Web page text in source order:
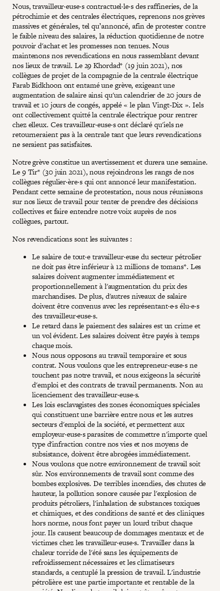
Nous, travailleur·euse·s contractuel·le·s des raffineries, de la
pétrochimie et des centrales électriques, reprenons nos grèves
massives et générales, tel qu’annoncé, afin de protester contre
le faible niveau des salaires, la réduction quotidienne de notre
pouvoir d'achat et les promesses non tenues. Nous
maintenons nos revendications en nous rassemblant devant
nos lieux de travail. Le 29 Khordad* (19 juin 2021), nos
collègues de projet de la compagnie de la centrale électrique
Farab Bidkhoon ont entamé une grève, exigeant une
augmentation de salaire ainsi qu'un calendrier de 20 jours de
travail et 10 jours de congés, appelé « le plan Vingt-Dix ». Iels
ont collectivement quitté la centrale électrique pour rentrer
chez elleux. Ces travailleur·euse·s ont déclaré qu'iels ne
retourneraient pas à la centrale tant que leurs revendications
ne seraient pas satisfaites.
Notre grève constitue un avertissement et durera une semaine.
Le 9 Tir* (30 juin 2021), nous rejoindrons les rangs de nos
collègues régulier·ère·s qui ont annoncé leur manifestation.
Pendant cette semaine de protestation, nous nous réunissons
sur nos lieux de travail pour tenter de prendre des décisions
collectives et faire entendre notre voix auprès de nos
collègues, partout.
Nos revendications sont les suivantes :
Le salaire de tout·e travailleur·euse du secteur pétrolier
ne doit pas être inférieur à 12 millions de tomans*. Les
salaires doivent augmenter immédiatement et
proportionnellement à l'augmentation du prix des
marchandises. De plus, d'autres niveaux de salaire
doivent être convenus avec les représentant·e·s élu·e·s
des travailleur·euse·s.
Le retard dans le paiement des salaires est un crime et
un vol évident. Les salaires doivent être payés à temps
chaque mois.
Nous nous opposons au travail temporaire et sous
contrat. Nous voulons que les entrepreneur·euse·s ne
touchent pas notre travail, et nous exigeons la sécurité
d'emploi et des contrats de travail permanents. Non au
licenciement des travailleur·euse·s.
Les lois esclavagistes des zones économiques spéciales
qui constituent une barrière entre nous et les autres
secteurs d'emploi de la société, et permettent aux
employeur·euse·s parasites de commettre n'importe quel
type d'infraction contre nos vies et nos moyens de
subsistance, doivent être abrogées immédiatement.
Nous voulons que notre environnement de travail soit
sûr. Nos environnements de travail sont comme des
bombes explosives. De terribles incendies, des chutes de
hauteur, la pollution sonore causée par l'explosion de
produits pétroliers, l'inhalation de substances toxiques
et chimiques, et des conditions de santé et des cliniques
hors norme, nous font payer un lourd tribut chaque
jour. Ils causent beaucoup de dommages mentaux et de
victimes chez les travailleur·euse·s. Travailler dans la
chaleur torride de l'été sans les équipements de
refroidissement nécessaires et les climatiseurs
standards, a centuplé la pression de travail. L'industrie
pétrolière est une partie importante et rentable de la